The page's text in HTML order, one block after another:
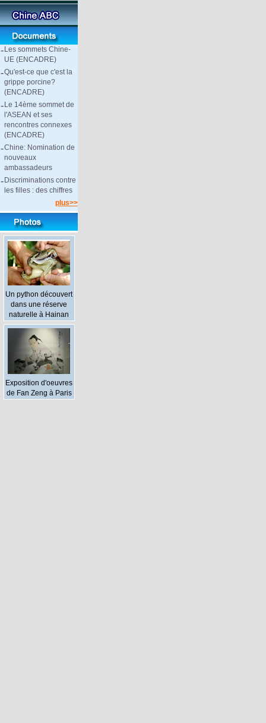
- Les sommets Chine-
UE (ENCADRE)
-Qu'est-ce que c'est la
grippe porcine?
(ENCADRE)
- Le 14ème sommet de
l'ASEAN et ses
rencontres connexes
(ENCADRE)
-Chine: Nomination de
nouveaux
ambassadeurs
- Discriminations contre
les filles : des chiffres
plus>>
Un python découvert
dans une réserve
naturelle à Hainan
Exposition d'oeuvres
de Fan Zeng à Paris